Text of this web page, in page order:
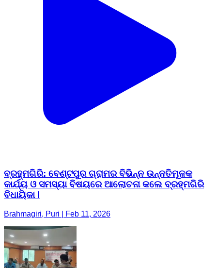
ବ୍ରହ୍ମଗିରି: ବେଣ୍ଟପୁର ଗ୍ରାମର ବିଭିନ୍ନ ଉନ୍ନତିମୂଳକ
କାର୍ଯ୍ୟ ଓ ସମସ୍ୟା ବିଷୟରେ ଆଲୋଚନା କଲେ ବ୍ରହ୍ମଗିରି
ବିଧାୟିକା l
Brahmagiri, Puri | Feb 11, 2026